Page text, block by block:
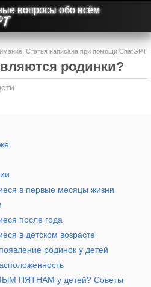
вопросы обо всём
Статья написана при помощи ChatGPT
родинки?
в первые месяцы жизни
после года
в детском возрасте
родинок у детей
ПЯТНАМ у детей? Советы